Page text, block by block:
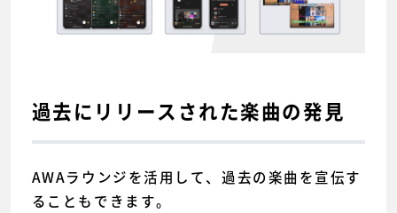
過去にリリースされた楽曲の発見
AWAラウンジを活用して、過去の楽曲を宣伝す
ることもできます。